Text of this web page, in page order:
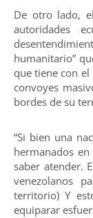
De otro lado,
autoridades
humanitario”
que tiene con el
convoyes
bordes de su
“Si bien una
hermanados
saber atender.
venezolanos
territorio) Y
equiparar